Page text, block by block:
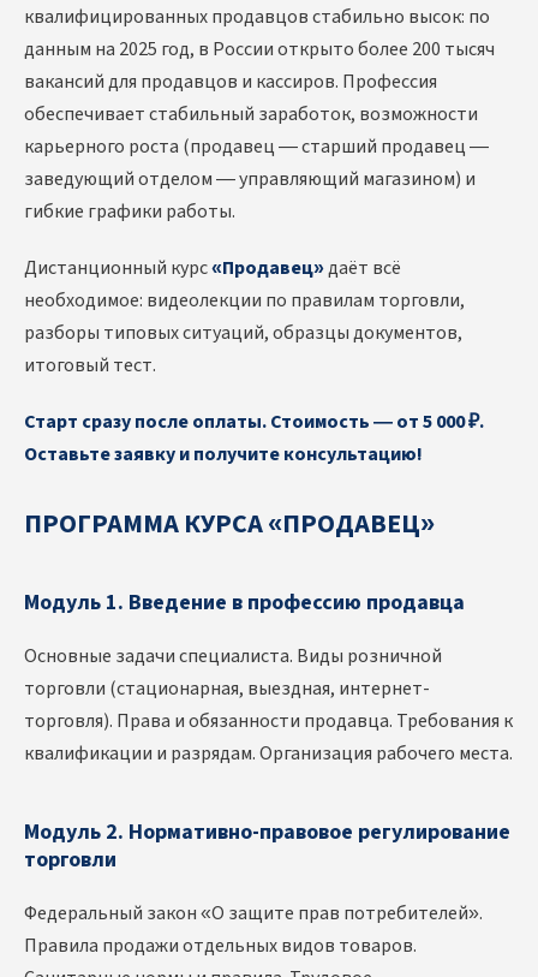
квалифицированных продавцов стабильно высок: по
данным на 2025 год, в России открыто более 200 тысяч
вакансий для продавцов и кассиров. Профессия
обеспечивает стабильный заработок, возможности
карьерного роста (продавец — старший продавец —
заведующий отделом — управляющий магазином) и
гибкие графики работы.
Дистанционный курс«Продавец»даёт всё
необходимое: видеолекции по правилам торговли,
разборы типовых ситуаций, образцы документов,
итоговый тест.
Старт сразу после оплаты. Стоимость — от 5 000 ₽.
Оставьте заявку и получите консультацию!
ПРОГРАММА КУРСА «ПРОДАВЕЦ»
Модуль 1. Введение в профессию продавца
Основные задачи специалиста. Виды розничной
торговли (стационарная, выездная, интернет-
торговля). Права и обязанности продавца. Требования к
квалификации и разрядам. Организация рабочего места.
Модуль 2. Нормативно-правовое регулирование
торговли
Федеральный закон «О защите прав потребителей».
Правила продажи отдельных видов товаров.